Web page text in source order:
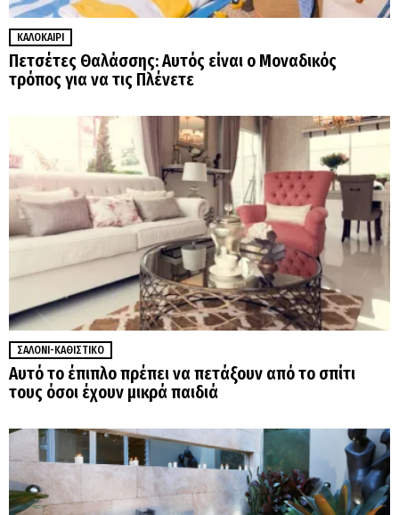
ΚΑΛΟΚΑΊΡΙ
Πετσέτες Θαλάσσης: Αυτός είναι ο Μοναδικός
τρόπος για να τις Πλένετε
ΣΑΛΌΝΙ-ΚΑΘΙΣΤΙΚΌ
Αυτό το έπιπλο πρέπει να πετάξουν από το σπίτι
τους όσοι έχουν μικρά παιδιά